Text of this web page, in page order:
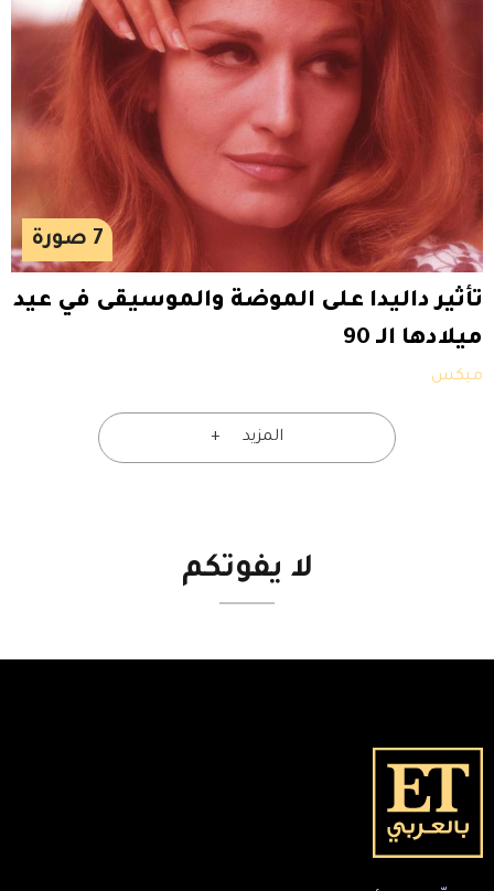
7 صورة
تأثير داليدا على الموضة والموسيقى في عيد
ميلادها الـ 90
ميكس
المزيد
لا يفوتكم